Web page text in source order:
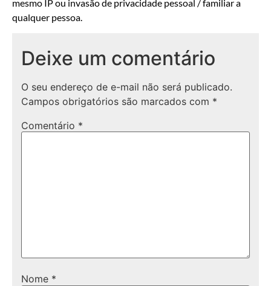
mesmo IP ou invasão de privacidade pessoal / familiar a
qualquer pessoa.
Deixe um comentário
O seu endereço de e-mail não será publicado.
Campos obrigatórios são marcados com *
Comentário *
Nome *